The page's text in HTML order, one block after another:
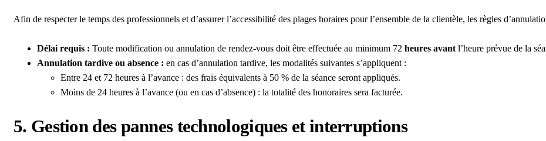
Afin de respecter le temps des professionnels et d’assurer l’accessibilité des plages horaires pour l’ensemble de la clientèle, les règles
Délai requis : Toute modification ou annulation de rendez-vous doit être effectuée au minimum 72 heures avant l’heure prévue de la
Annulation tardive ou absence : en cas d’annulation tardive, les modalités suivantes s’appliquent :
Entre 24 et 72 heures à l’avance : des frais équivalents à 50 % de la séance seront appliqués.
Moins de 24 heures à l’avance (ou en cas d’absence) : la totalité des honoraires sera facturée.
5. Gestion des pannes technologiques et interruptions